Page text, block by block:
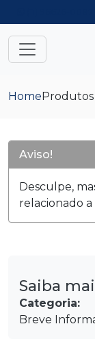
HomeProdutos
Aviso!
Desculpe,
relacionado
Saiba
Categoria:
Breve